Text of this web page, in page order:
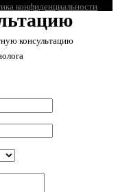
конфиденциальности
консультацию